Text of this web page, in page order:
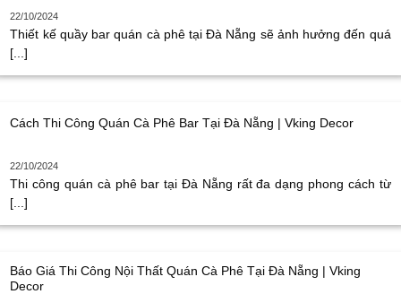
22/10/2024
Thiết kế quầy bar quán cà phê tại Đà Nẵng sẽ ảnh hưởng đến quá
[...]
Cách Thi Công Quán Cà Phê Bar Tại Đà Nẵng | Vking Decor
22/10/2024
Thi công quán cà phê bar tại Đà Nẵng rất đa dạng phong cách từ
[...]
Báo Giá Thi Công Nội Thất Quán Cà Phê Tại Đà Nẵng | Vking
Decor